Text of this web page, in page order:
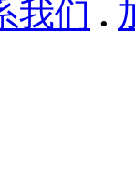
我们 .